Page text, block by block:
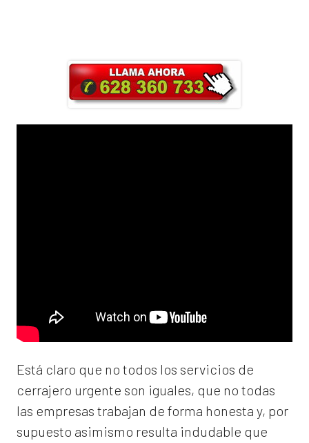
Está claro que no todos los servicios de
cerrajero urgente son iguales, que no todas
las empresas trabajan de forma honesta y, por
supuesto asimismo resulta indudable que